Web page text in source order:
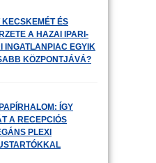
KECSKEMÉT ÉS
A HAZAI IPARI-
INGATLANPIAC EGYIK
KÖZPONTJÁVÁ?
ÍGY
A RECEPCIÓS
PLEXI